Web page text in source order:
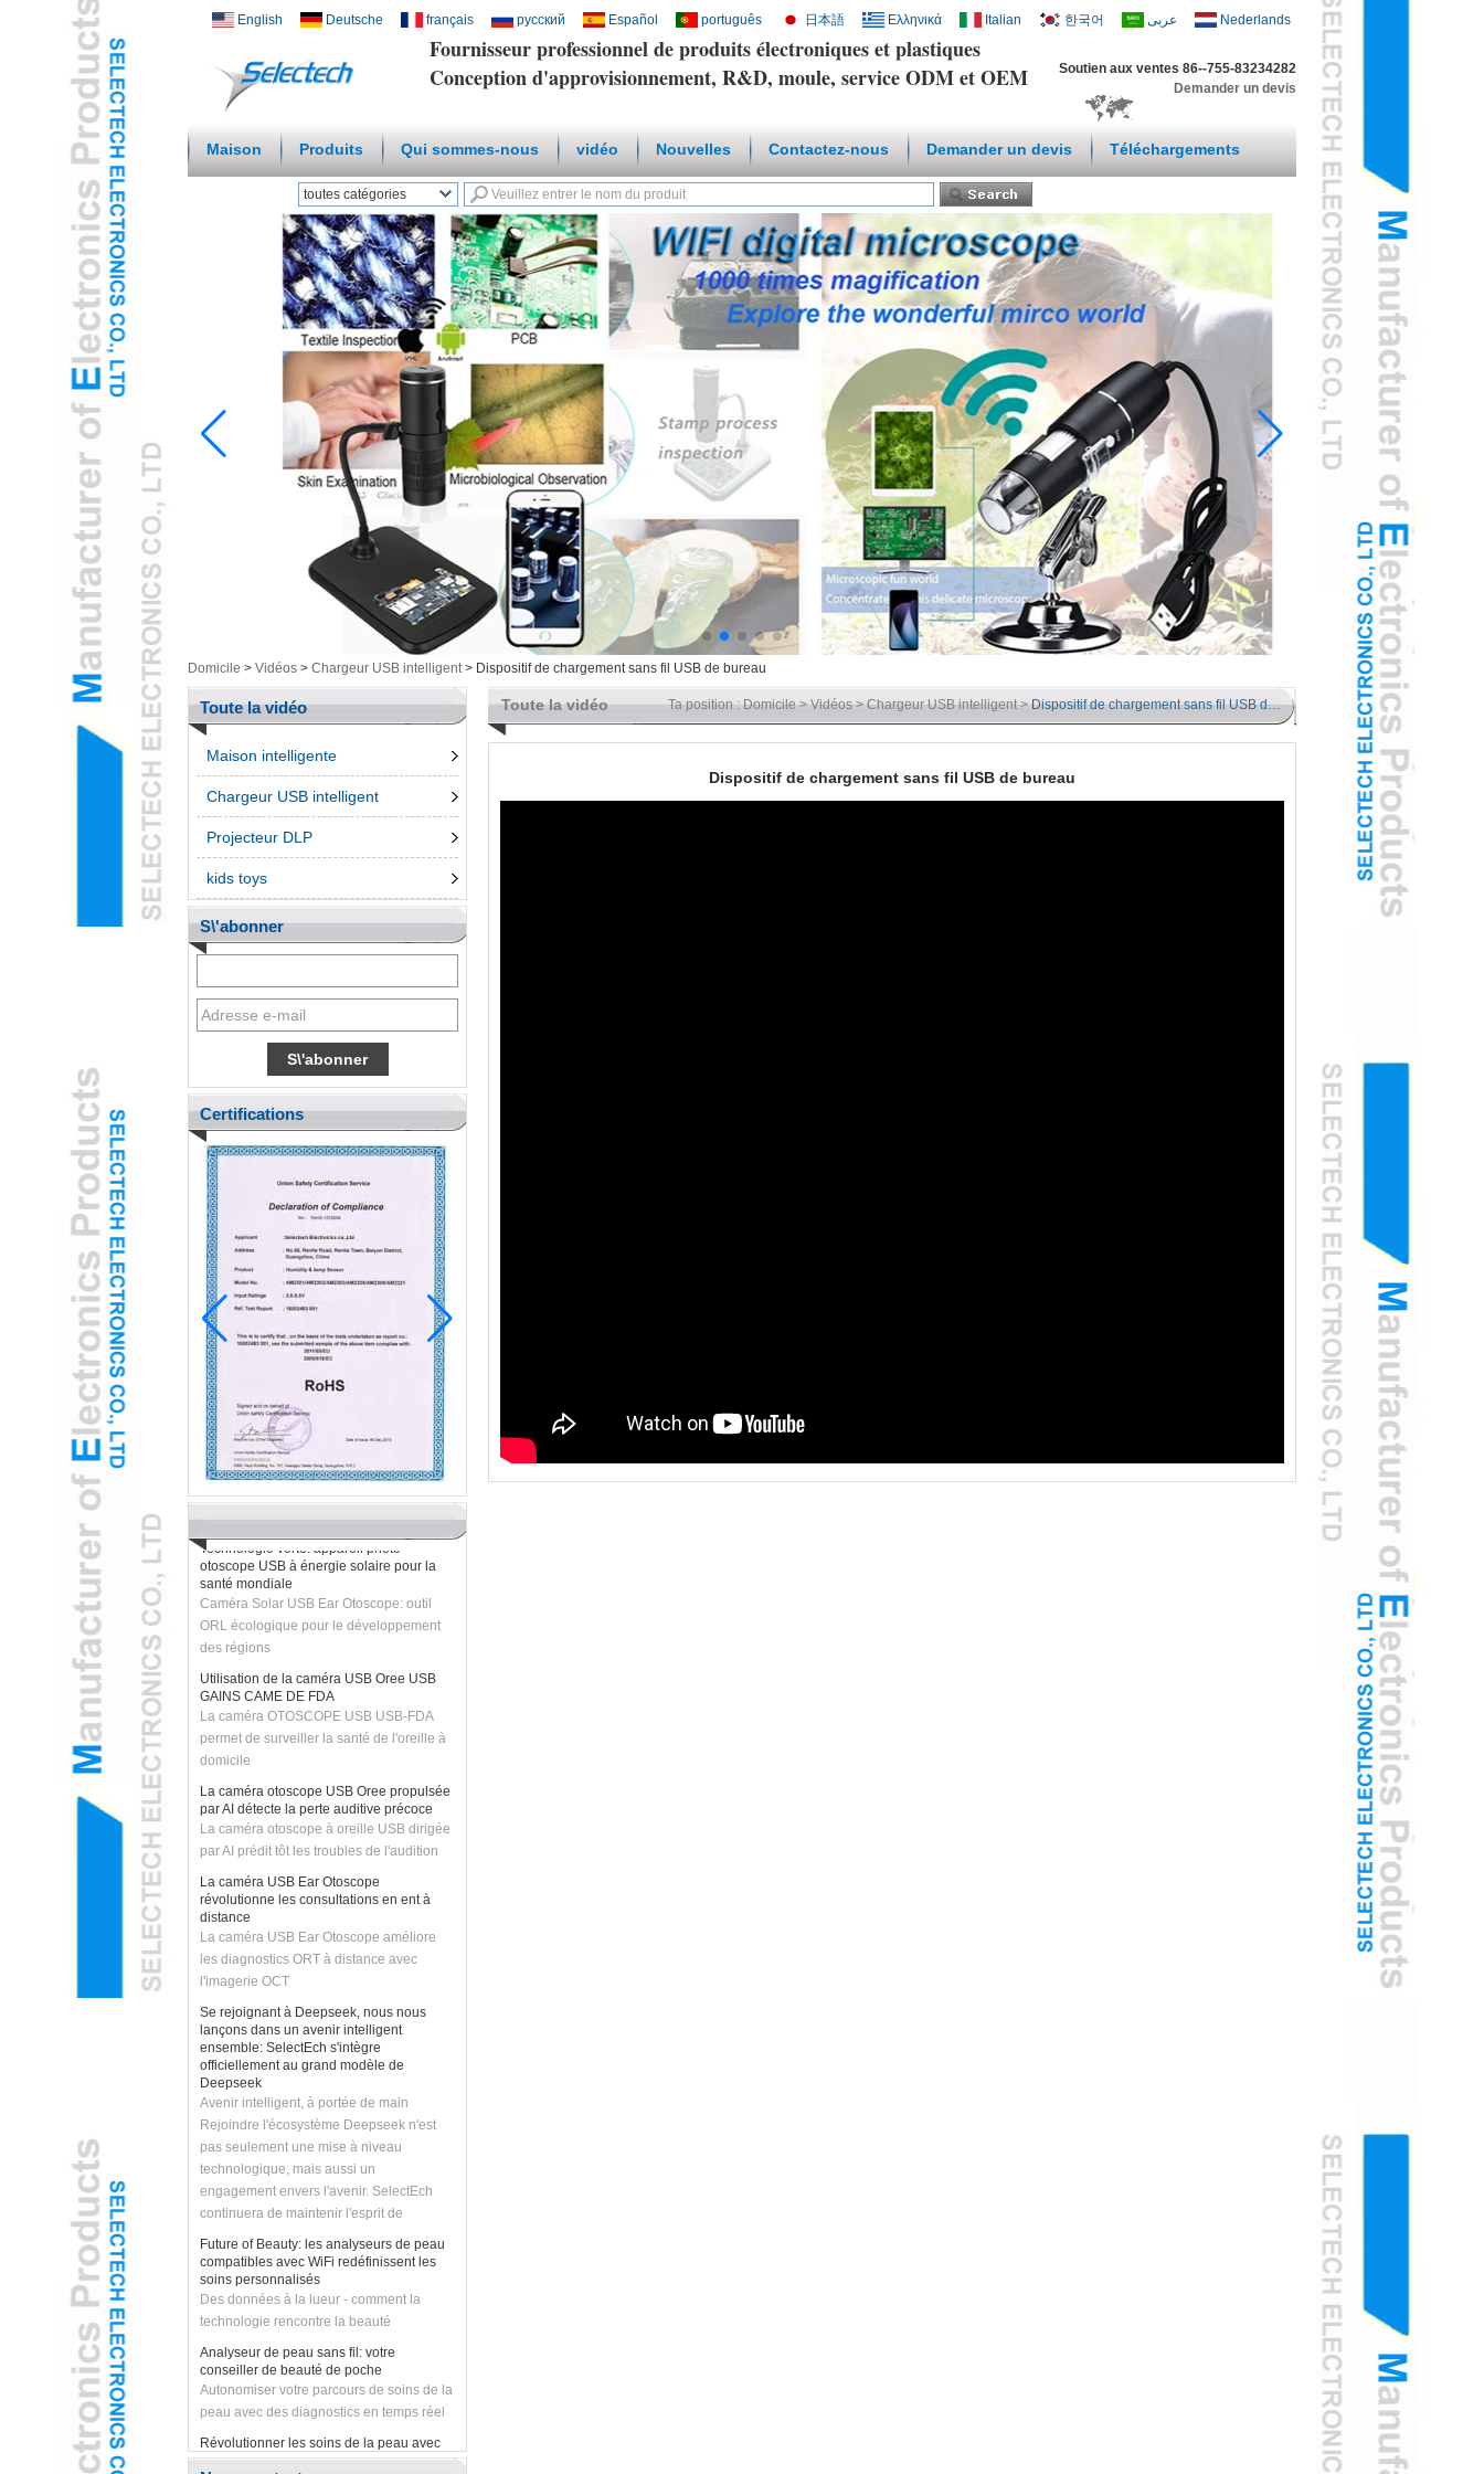
Fournisseur professionnel de produits électroniques et plastiques
Conception d'approvisionnement, R&D, moule, service ODM et OEM
Soutien aux ventes 86--755-83234282
Demander un devis
English Deutsche français русский Español português 日本語 Ελληνικά Italian 한국어 عربى Nederlands
Maison Produits Qui sommes-nous vidéo Nouvelles Contactez-nous Demander un devis Téléchargements
toutes catégories
Wireless Smart HomeL
Réseau Chargeur USB
etL
Plate Multi Media / murL
Température Capteur
d'humiditéL
Microscope numérique /
endoscopeL
Adaptateur De VoyageL
Hub USB3.0L
Santé et cosmétiques
Cam & ArticlesL
Electronique
intelligenteL
Outillage MesureL
Produits non groupésL
Téléphone
Domicile > Vidéos > Chargeur USB intelligent> Dispositif de chargement sans fil USB de bureau
Toute la vidéo
Maison intelligente
Chargeur USB intelligent
Projecteur DLP
kids toys
S\'abonner
Certifications
ENT pédiatrique adopte la caméra
gamifiée de l'oreille USB pour réduire
l'anxiété des enfants
H2 "Caméra otoscope USB améliorée AR-
ARC transforme les examens pédiatriques
otoscope USB à énergie solaire pour la
santé mondiale
Caméra Solar USB Ear Otoscope: outil
ORL écologique pour le développement
des régions
GAINS CAME DE FDA
La caméra OTOSCOPE USB USB-FDA
permet de surveiller la santé de l'oreille à
domicile
par AI détecte la perte auditive précoce
La caméra otoscope à oreille USB dirigée
par AI prédit tôt les troubles de l'audition
révolutionne les consultations en ent à
distance
La caméra USB Ear Otoscope améliore
les diagnostics ORT à distance avec
l'imagerie OCT
lançons dans un avenir intelligent
ensemble: SelectEch s'intègre
officiellement au grand modèle de
Deepseek
Avenir intelligent, à portée de main
Rejoindre l'écosystème Deepseek n'est
pas seulement une mise à niveau
technologique, mais aussi un
engagement envers l'avenir. SelectEch
continuera de maintenir l'esprit de
l'innovation, d'autonomiser le
développement des entreprises avec la
technologie de l'IA et d'amener les clients
des solutions plus intelligentes et plus
efficaces. Rejoignons les mains de
Deepseek pour libérer l'avenir intelligent
et créer des possibilités infinies ensemble!
compatibles avec WiFi redéfinissent les
soins personnalisés
Des données à la lueur - comment la
technologie rencontre la beauté
conseiller de beauté de poche
Autonomiser votre parcours de soins de la
peau avec des diagnostics en temps réel
analyseur de peau sans fil WiFi propulsé
par l'IA
Toute la vidéo Ta position :Domicile>Vidéos>Chargeur USB intelligent> Dispositif de chargement sans fil USB de bureau
Dispositif de chargement sans fil USB de bureau